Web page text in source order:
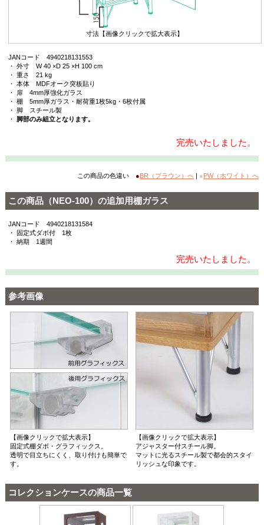
寸法【画像クリックで拡大表示】
JANコード 4940218131553
・ 外寸 W 40 ×D 25 ×H 100 cm
・ 重さ 21 kg
・ 本体 MDFオーク突板貼り
・ 扉 4mm厚強化ガラス
・ 棚 5mm厚ガラス・耐荷重1枚5kg・6枚付属
・ 脚 スチール製
・
脚部のみ組立となります。
完売いたしました。
この商品の色違い ● BR（ブラウン）へ ● PW（ホワイト）へ
この商品（NEO-100）の追加用棚ガラス
JANコード 4940218131584
・ 固定式ダボ付 1枚
・ 納期 1週間
完売いたしました。
参考画像
【画像クリックで拡大表示】
固定式棚ダボ・グラフィックス。
透明で目立ちにくく、取り付けも簡単で
す。
【画像クリックで拡大表示】
アジャスター付スチール脚。
マットに光るスチール製で都会的スタイ
リッシュな印象です。
コレクションケースの商品一覧